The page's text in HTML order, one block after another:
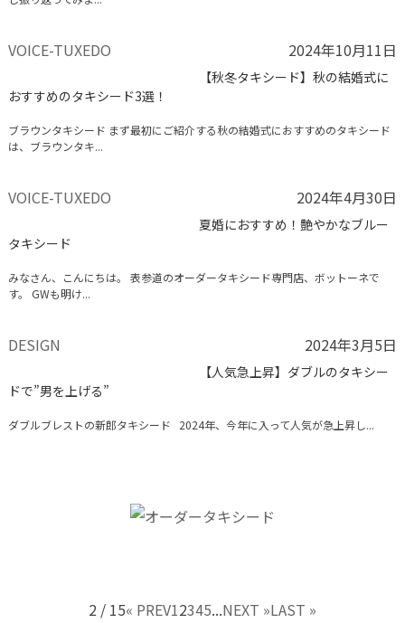
VOICE-TUXEDO 2024年10月11日
【秋冬タキシード】秋の結婚式に
おすすめのタキシード3選！
ブラウンタキシード まず最初にご紹介する秋の結婚式におすすめのタキシード
は、ブラウンタキ...
VOICE-TUXEDO 2024年4月30日
夏婚におすすめ！艶やかなブルー
タキシード
みなさん、こんにちは。 表参道のオーダータキシード専門店、ボットーネで
す。 GWも明け...
DESIGN 2024年3月5日
【人気急上昇】ダブルのタキシー
ドで”男を上げる”
ダブルブレストの新郎タキシード 2024年、今年に入って人気が急上昇し...
2 / 15« PREV12345...NEXT »LAST »